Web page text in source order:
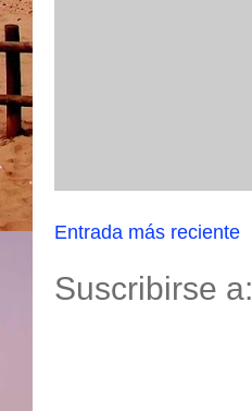
Entrada más reciente
Suscribirse a: